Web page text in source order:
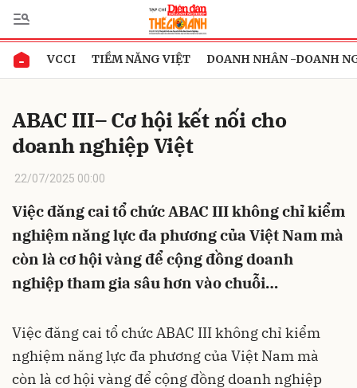
VCCI TIỀM NĂNG VIỆT DOANH NHÂN -DOANH
ABAC III– Cơ hội kết nối cho
doanh nghiệp Việt
22/07/2025 00:00
Việc đăng cai tổ chức ABAC III không chỉ kiểm
nghiệm năng lực đa phương của Việt Nam mà
còn là cơ hội vàng để cộng đồng doanh
nghiệp tham gia sâu hơn vào chuỗi…
Việc đăng cai tổ chức ABAC III không chỉ kiểm
nghiệm năng lực đa phương của Việt Nam mà
còn là cơ hội vàng để cộng đồng doanh nghiệp
Gửi bình luận
Hủy Gửi